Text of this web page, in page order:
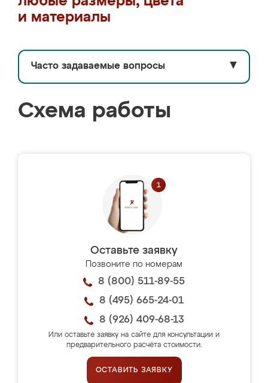
и материалы
Часто задаваемые вопросы ▼
Схема работы
Оставьте заявку
Позвоните по номерам
8 (800) 511-89-55
8 (495) 665-24-01
8 (926) 409-68-13
Или оставьте заявку на сайте для консультации и
предварительного расчёта стоимости.
ОСТАВИТЬ ЗАЯВКУ